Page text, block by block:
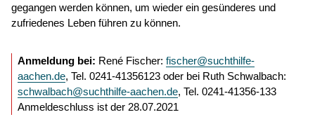
gegangen werden können, um wieder ein gesünderes und
zufriedenes Leben führen zu können.
Anmeldung bei: René Fischer: fischer@suchthilfe-
aachen.de, Tel. 0241-41356123 oder bei Ruth Schwalbach:
schwalbach@suchthilfe-aachen.de, Tel. 0241-41356-133
Anmeldeschluss ist der 28.07.2021